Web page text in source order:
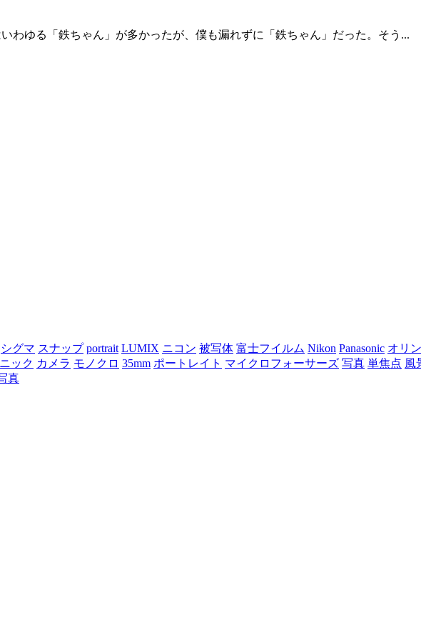
わゆる「鉄ちゃん」が多かったが、僕も漏れずに「鉄ちゃん」だった。そう...
シグマ スナップ portrait LUMIX ニコン 被写体 富士フイルム Nikon Panasonic オリ
ック カメラ モノクロ 35mm ポートレイト マイクロフォーサーズ 写真 単焦点 風
真